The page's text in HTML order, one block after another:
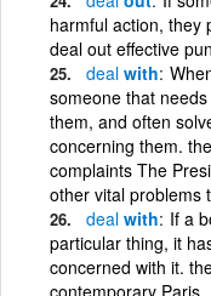
harmful action, they
deal out effective
deal with
someone that
them, and often
concerning them.
complaints The
other vital problems
deal with If a
particular thing, it
concerned with it.
contemporary Paris